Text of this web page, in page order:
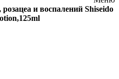
и воспалений Shiseido